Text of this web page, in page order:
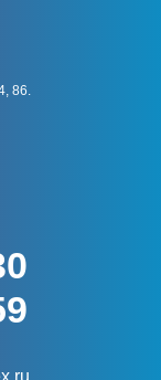
86.